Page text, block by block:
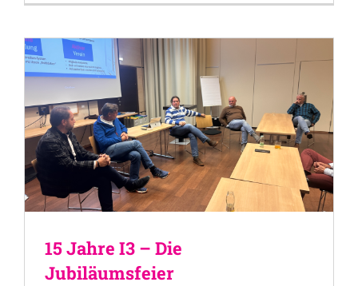
15 Jahre I3 – Die
Jubiläumsfeier